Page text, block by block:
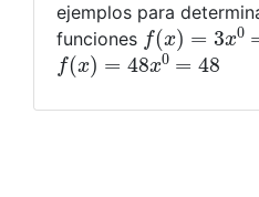
ejemplos para
funciones f(x)=3x0=
f(x)=48x0=48